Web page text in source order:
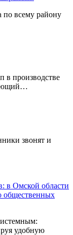
по всему району
в производстве
звонят и
в Омской области
общественных
удобную